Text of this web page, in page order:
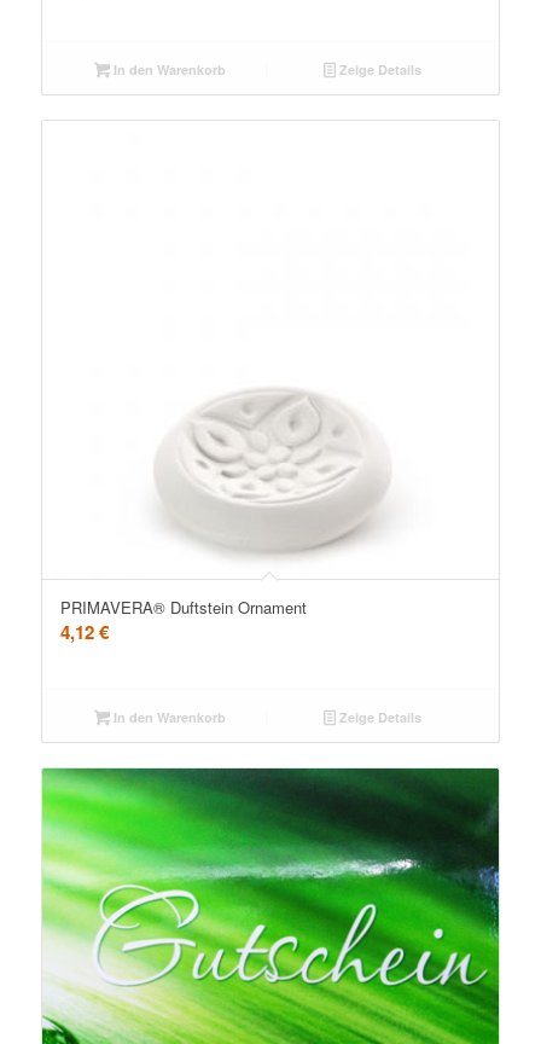
In den Warenkorb Zeige Details
PRIMAVERA® Duftstein Ornament
4,12€
In den Warenkorb Zeige Details